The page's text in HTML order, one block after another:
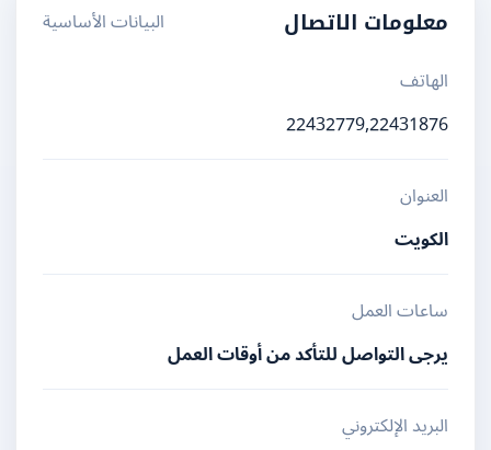
معلومات الاتصال
البيانات الأساسية
الهاتف
22432779,22431876
العنوان
الكويت
ساعات العمل
يرجى التواصل للتأكد من أوقات العمل
البريد الإلكتروني